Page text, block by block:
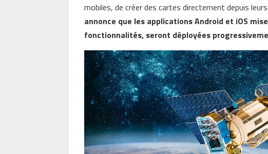
mobiles, de créer des cartes directement depuis
annonce que les applications Android et iOS
fonctionnalités, seront déployées